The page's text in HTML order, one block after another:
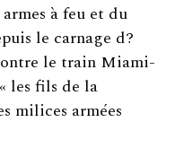
à feu et du
le carnage d?
le train Miami-
les fils de la
milices armées